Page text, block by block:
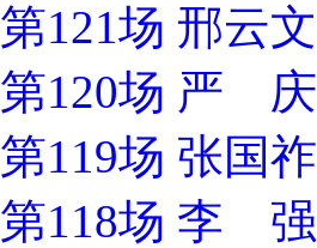
第121场 邢云文
第120场 严 庆
第119场 张国祚
第118场 李 强